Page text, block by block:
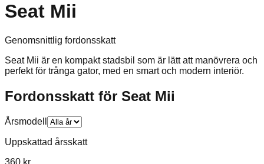
Seat Mii
Genomsnittlig fordonsskatt
Seat Mii är en kompakt stadsbil som är lätt att manövrera och
perfekt för trånga gator, med en smart och modern interiör.
Fordonsskatt för Seat Mii
Årsmodell
Uppskattad årsskatt
360 kr